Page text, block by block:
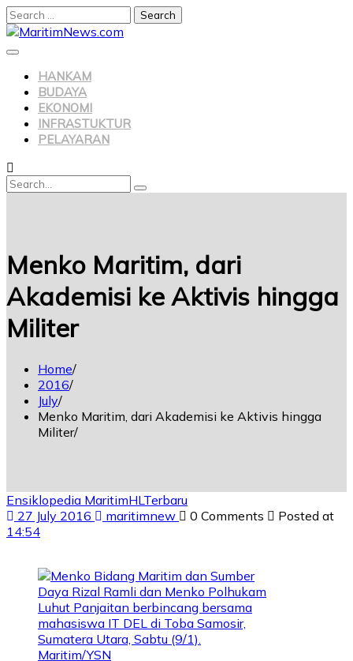
Search
for:
Skip
to
HANKAM
BUDAYA
EKONOMI
INFRASTUKTUR
PELAYARAN
Search
Search
Menko Maritim, dari
Akademisi ke Aktivis hingga
Militer
Home
2016
July
Menko Maritim, dari Akademisi ke Aktivis hingga
Militer
Ensiklopedia MaritimHL Terbaru
27 July 2016
maritimnew 0 Comments
Posted at
14:54